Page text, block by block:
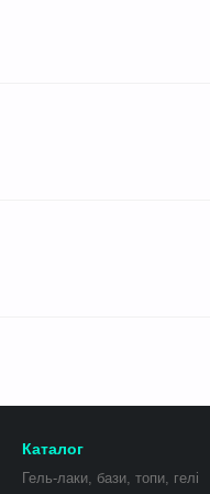
Каталог
Гель-лаки, бази, топи, гелі